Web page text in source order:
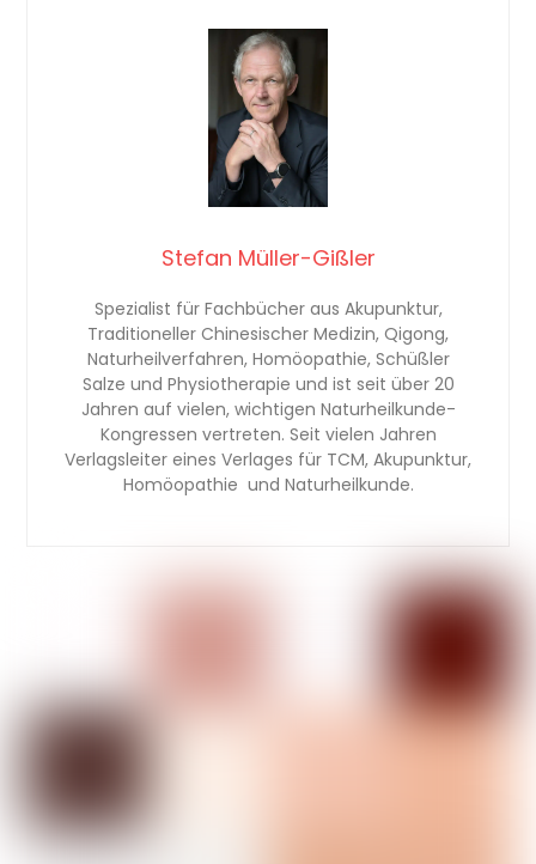
Stefan Müller-Gißler
Spezialist für Fachbücher aus Akupunktur,
Traditioneller Chinesischer Medizin, Qigong,
Naturheilverfahren, Homöopathie, Schüßler
Salze und Physiotherapie und ist seit über 20
Jahren auf vielen, wichtigen Naturheilkunde-
Kongressen vertreten. Seit vielen Jahren
Verlagsleiter eines Verlages für TCM, Akupunktur,
Homöopathie und Naturheilkunde.